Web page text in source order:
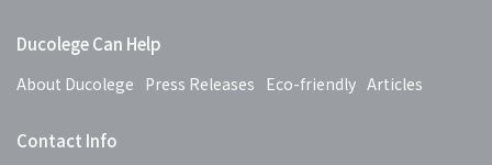
Ducolege Can Help
About Ducolege Press Releases Eco-friendly Articles
Contact Info